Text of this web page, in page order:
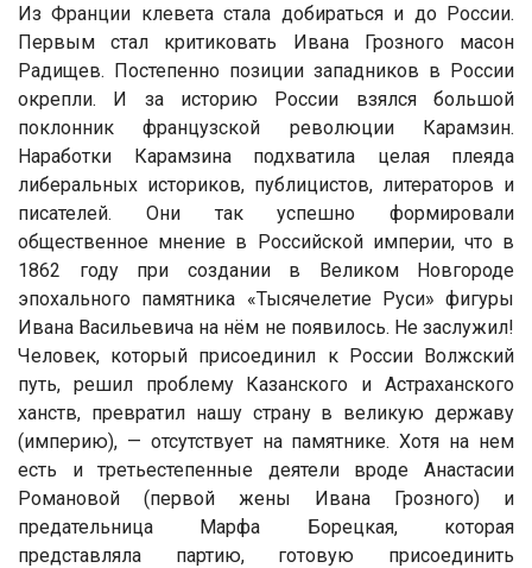
Из Франции клевета стала добираться и до России.
Первым стал критиковать Ивана Грозного масон
Радищев. Постепенно позиции западников в России
окрепли. И за историю России взялся большой
поклонник французской революции Карамзин.
Наработки Карамзина подхватила целая плеяда
либеральных историков, публицистов, литераторов и
писателей. Они так успешно формировали
общественное мнение в Российской империи, что в
1862 году при создании в Великом Новгороде
эпохального памятника «Тысячелетие Руси» фигуры
Ивана Васильевича на нём не появилось. Не заслужил!
Человек, который присоединил к России Волжский
путь, решил проблему Казанского и Астраханского
ханств, превратил нашу страну в великую державу
(империю), — отсутствует на памятнике. Хотя на нем
есть и третьестепенные деятели вроде Анастасии
Романовой (первой жены Ивана Грозного) и
предательница Марфа Борецкая, которая
представляла партию, готовую присоединить